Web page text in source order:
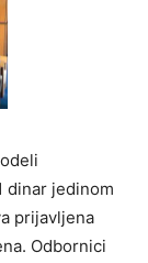
dinar jedinom
prijavljena
Odbornici